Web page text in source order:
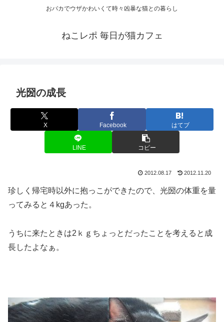
おバカでウザかわいくて時々凶暴な猫との暮らし
ねこレポ 毎日が猫カフェ
光圀の成長
X Facebook はてブ
LINE コピー
2012.08.17 2012.11.20
珍しく帰宅時以外に抱っこができたので、光圀の体重を量
ってみると４kgあった。
うちに来たときは2ｋｇちょっとだったことを考えると成
長したよなぁ。